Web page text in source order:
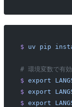
$ uv pip
# 環境変数で有
$ export
$ export
$ export